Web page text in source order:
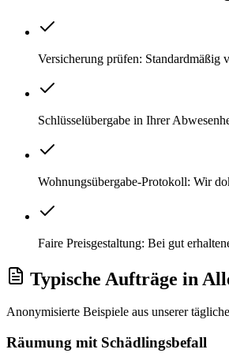
Versicherung prüfen: Standardmäßig
Schlüsselübergabe in Ihrer
Wohnungsübergabe-Protokoll: Wir
Faire Preisgestaltung: Bei gut
Typische Aufträge in
Anonymisierte Beispiele aus unserer
Räumung mit Schädlingsbefall